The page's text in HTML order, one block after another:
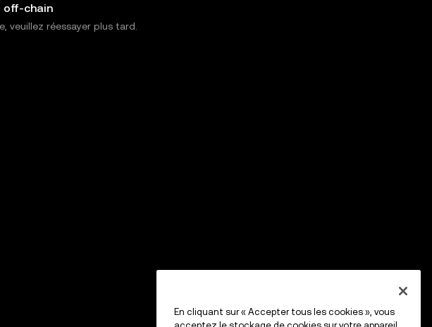
off-chain
veuillez réessayer plus tard.
En cliquant sur « Accepter tous les cookies », vous